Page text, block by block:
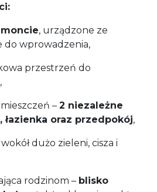
, urządzone ze
do wprowadzenia,
przestrzeń do
– 2 niezależne
łazienka oraz przedpokój,
dużo zieleni, cisza i
rodzinom – blisko